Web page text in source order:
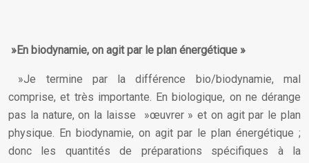
»En biodynamie, on agit par le plan énergétique »
»Je termine par la différence bio/biodynamie, mal
comprise, et très importante. En biologique, on ne dérange
pas la nature, on la laisse »œuvrer » et on agit par le plan
physique. En biodynamie, on agit par le plan énergétique ;
donc les quantités de préparations spécifiques à la